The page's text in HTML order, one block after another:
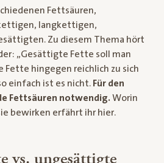
Fettsäuren,
langkettigen,
Zu diesem Thema hört
„Gesättigte Fette soll man
hingegen reichlich zu sich
einfach ist es nicht. Für den
Fettsäuren notwendig. Worin
bewirken erfährt ihr hier.